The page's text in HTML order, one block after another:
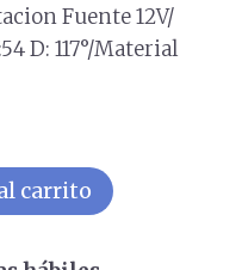
Fuente 12V/
D: 117°/Material
carrito